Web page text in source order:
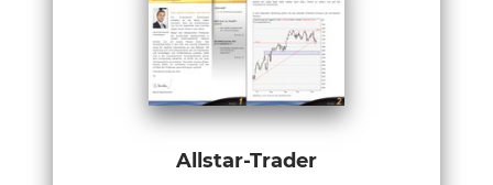
Allstar-Trader